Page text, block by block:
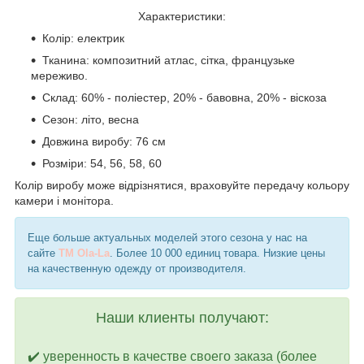
Характеристики:
Колір: електрик
Тканина: композитний атлас, сітка, французьке
мереживо.
Склад: 60% - поліестер, 20% - бавовна, 20% - віскоза
Сезон: літо, весна
Довжина виробу: 76 см
Розміри: 54, 56, 58, 60
Колір виробу може відрізнятися, враховуйте передачу кольору
камери і монітора.
Еще больше актуальных моделей этого сезона у нас на
сайте TM Ola-La . Более 10 000 единиц товара. Низкие цены
на качественную одежду от производителя.
Наши клиенты получают:
✔️ уверенность в качестве своего заказа (более